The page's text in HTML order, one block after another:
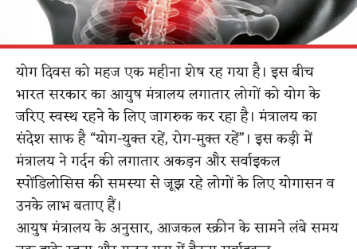
योग दिवस को महज एक महीना शेष रह गया है। इस बीच
भारत सरकार का आयुष मंत्रालय लगातार लोगों को योग के
जरिए स्वस्थ रहने के लिए जागरुक कर रहा है। मंत्रालय का
संदेश साफ है “योग-युक्त रहें, रोग-मुक्त रहें”। इस कड़ी में
मंत्रालय ने गर्दन की लगातार अकड़न और सर्वाइकल
स्पोंडिलोसिस की समस्या से जूझ रहे लोगों के लिए योगासन व
उनके लाभ बताए हैं।
आयुष मंत्रालय के अनुसार, आजकल स्क्रीन के सामने लंबे समय